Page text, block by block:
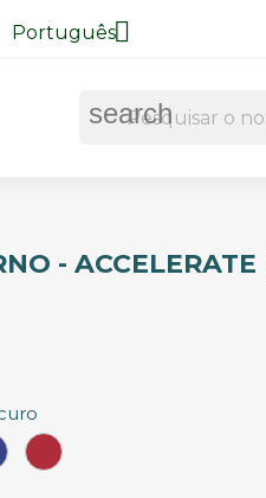
Português
search
-
Azul
Roial
Vermelho